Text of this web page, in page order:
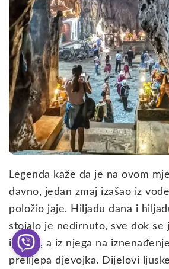
Legenda kaže da je na ovom
davno, jedan zmaj izašao iz
položio jaje. Hiljadu dana i
stojalo je nedirnuto, sve dok se
izleglo, a iz njega na
prelijepa djevojka. Dijelovi